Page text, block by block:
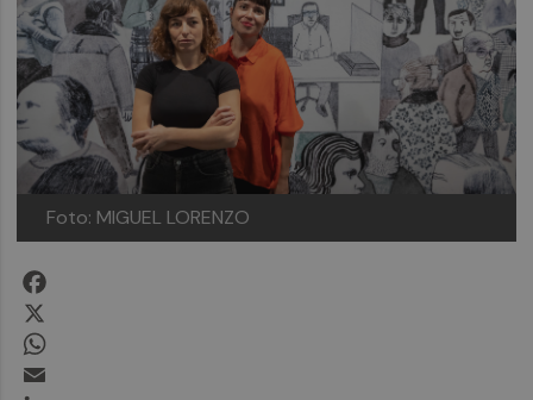
Foto: MIGUEL LORENZO